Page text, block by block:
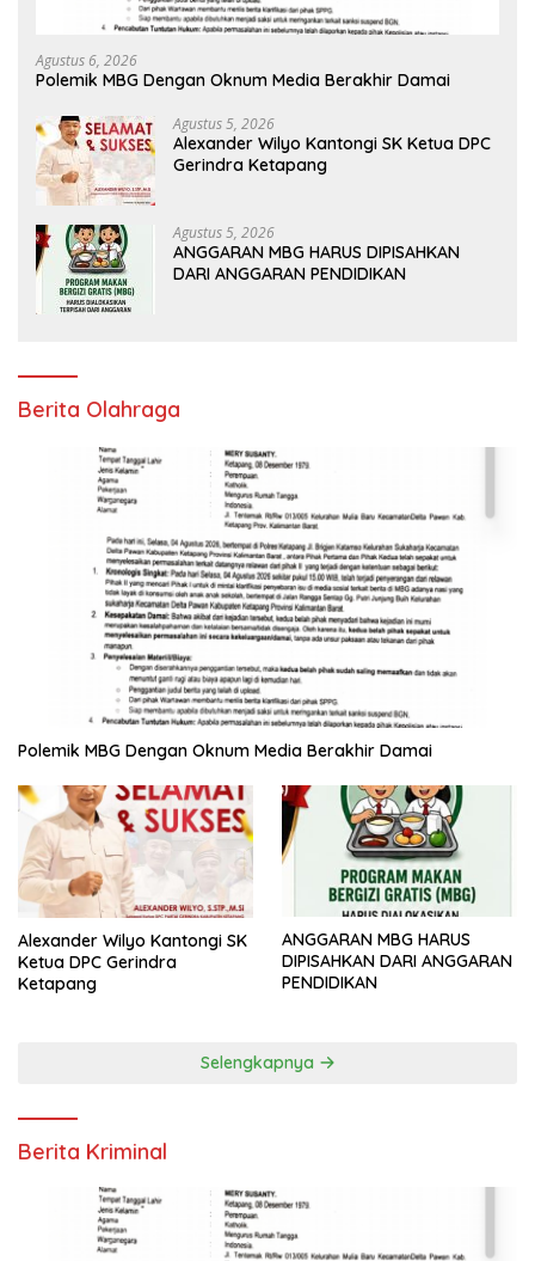
Agustus 6, 2026
Polemik MBG Dengan Oknum Media Berakhir Damai
Agustus 5, 2026
Alexander Wilyo Kantongi SK Ketua DPC
Gerindra Ketapang
Agustus 5, 2026
ANGGARAN MBG HARUS DIPISAHKAN
DARI ANGGARAN PENDIDIKAN
Berita Olahraga
Polemik MBG Dengan Oknum Media Berakhir Damai
Alexander Wilyo Kantongi SK
Ketua DPC Gerindra
Ketapang
ANGGARAN MBG HARUS
DIPISAHKAN DARI ANGGARAN
PENDIDIKAN
Selengkapnya
Berita Kriminal